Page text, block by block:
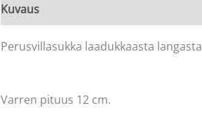
Kuvaus
Perusvillasukka laadukkaasta langasta
Varren pituus 12 cm.